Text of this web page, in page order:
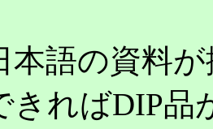
語の資料が
ばDIP品